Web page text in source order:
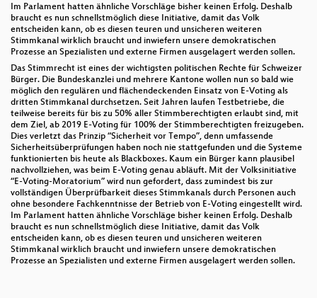
Im Parlament hatten ähnliche Vorschläge bisher keinen Erfolg. Deshalb
braucht es nun schnellstmöglich diese Initiative, damit das Volk
entscheiden kann, ob es diesen teuren und unsicheren weiteren
Stimmkanal wirklich braucht und inwiefern unsere demokratischen
Prozesse an Spezialisten und externe Firmen ausgelagert werden sollen.
Das Stimmrecht ist eines der wichtigsten politischen Rechte für Schweizer
Bürger. Die Bundeskanzlei und mehrere Kantone wollen nun so bald wie
möglich den regulären und flächendeckenden Einsatz von E-Voting als
dritten Stimmkanal durchsetzen. Seit Jahren laufen Testbetriebe, die
teilweise bereits für bis zu 50% aller Stimmberechtigten erlaubt sind, mit
dem Ziel, ab 2019 E-Voting für 100% der Stimmberechtigten freizugeben.
Dies verletzt das Prinzip “Sicherheit vor Tempo”, denn umfassende
Sicherheitsüberprüfungen haben noch nie stattgefunden und die Systeme
funktionierten bis heute als Blackboxes. Kaum ein Bürger kann plausibel
nachvollziehen, was beim E-Voting genau abläuft. Mit der Volksinitiative
“E-Voting-Moratorium” wird nun gefordert, dass zumindest bis zur
vollständigen Überprüfbarkeit dieses Stimmkanals durch Personen auch
ohne besondere Fachkenntnisse der Betrieb von E-Voting eingestellt wird.
Im Parlament hatten ähnliche Vorschläge bisher keinen Erfolg. Deshalb
braucht es nun schnellstmöglich diese Initiative, damit das Volk
entscheiden kann, ob es diesen teuren und unsicheren weiteren
Stimmkanal wirklich braucht und inwiefern unsere demokratischen
Prozesse an Spezialisten und externe Firmen ausgelagert werden sollen.